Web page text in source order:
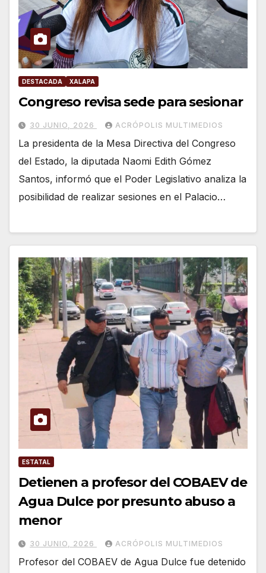
DESTACADA XALAPA
Congreso revisa sede para sesionar
30 JUNIO, 2026 ACRÓPOLIS MULTIMEDIOS
La presidenta de la Mesa Directiva del Congreso
del Estado, la diputada Naomi Edith Gómez
Santos, informó que el Poder Legislativo analiza la
posibilidad de realizar sesiones en el Palacio…
ESTATAL
Detienen a profesor del COBAEV de
Agua Dulce por presunto abuso a
menor
30 JUNIO, 2026 ACRÓPOLIS MULTIMEDIOS
Profesor del COBAEV de Agua Dulce fue detenido